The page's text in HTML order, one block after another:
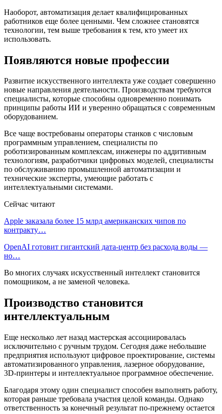
Наоборот, автоматизация делает квалифицированных
работников еще более ценными. Чем сложнее становятся
технологии, тем выше требования к тем, кто умеет их
использовать.
Появляются новые профессии
Развитие искусственного интеллекта уже создает совершенно
новые направления деятельности. Производствам требуются
специалисты, которые способны одновременно понимать
принципы работы ИИ и уверенно обращаться с современным
оборудованием.
Все чаще востребованы операторы станков с числовым
программным управлением, специалисты по
роботизированным комплексам, инженеры по аддитивным
технологиям, разработчики цифровых моделей, специалисты
по обслуживанию промышленной автоматизации и
технические эксперты, умеющие работать с
интеллектуальными системами.
Сейчас читают
Apple заказала более 15 млрд американских чипов по
контракту…
OpenAI готовит гигантский дата-центр без расхода воды —
но…
Во многих случаях искусственный интеллект становится
помощником, а не заменой человека.
Производство становится
интеллектуальным
Еще несколько лет назад мастерская ассоциировалась
исключительно с ручным трудом. Сегодня даже небольшие
предприятия используют цифровое проектирование, системы
автоматизированного управления, лазерное оборудование,
3D-принтеры и интеллектуальное программное обеспечение.
Благодаря этому один специалист способен выполнять работу,
которая раньше требовала участия целой команды. Однако
ответственность за конечный результат по-прежнему остается